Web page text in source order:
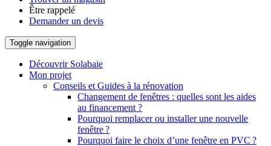
Être rappelé
Demander un devis
Toggle navigation
Découvrir Solabaie
Mon projet
Conseils et Guides à la rénovation
Changement de fenêtres : quelles sont les aides
au financement ?
Pourquoi remplacer ou installer une nouvelle
fenêtre ?
Pourquoi faire le choix d’une fenêtre en PVC ?